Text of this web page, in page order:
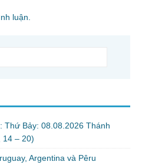
luận.
Thứ Bảy: 08.08.2026 Thánh
14 – 20)
Argentina và Pêru